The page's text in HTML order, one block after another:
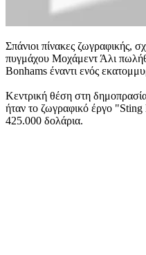
Σπάνιοι πίνακες ζωγραφικής,
πυγμάχου Μοχάμεντ Άλι
Bonhams έναντι ενός
Κεντρική θέση στη
ήταν το ζωγραφικό έργο
425.000 δολάρια.